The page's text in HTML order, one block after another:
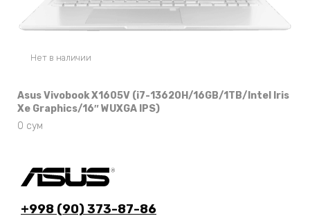
Нет в наличии
Asus Vivobook X1605V (i7-13620H/16GB/1TB/Intel Iris
Xe Graphics/16″ WUXGA IPS)
0 сум
+998 (90) 373-87-86